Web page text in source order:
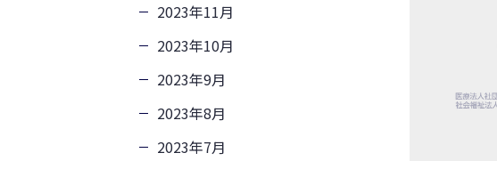
2023年11月
2023年10月
2023年9月
2023年8月
2023年7月